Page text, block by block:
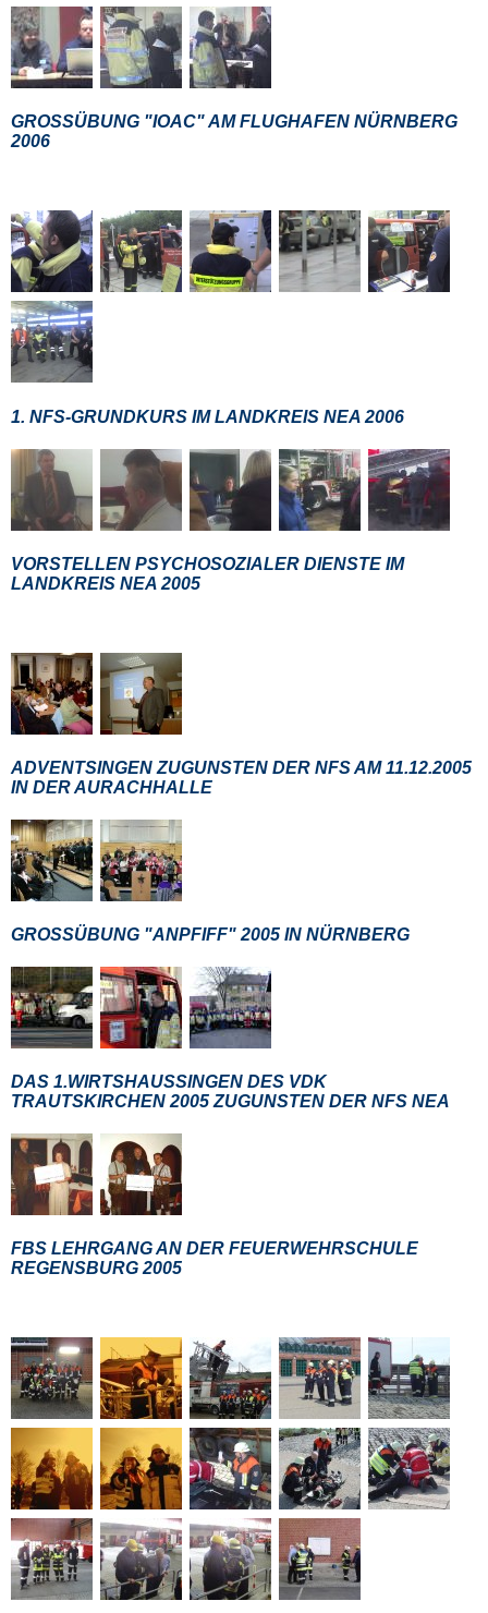
GROSSÜBUNG "IOAC" AM FLUGHAFEN NÜRNBERG
2006
1. NFS-GRUNDKURS IM LANDKREIS NEA 2006
VORSTELLEN PSYCHOSOZIALER DIENSTE IM
LANDKREIS NEA 2005
ADVENTSINGEN ZUGUNSTEN DER NFS AM 11.12.2005
IN DER AURACHHALLE
GROSSÜBUNG "ANPFIFF" 2005 IN NÜRNBERG
DAS 1.WIRTSHAUSSINGEN DES VDK
TRAUTSKIRCHEN 2005 ZUGUNSTEN DER NFS NEA
FBS LEHRGANG AN DER FEUERWEHRSCHULE
REGENSBURG 2005